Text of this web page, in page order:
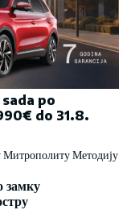
po
do 31.8.
замку